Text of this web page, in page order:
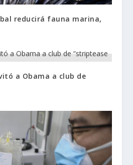
reducirá fauna marina,
a Obama a club de